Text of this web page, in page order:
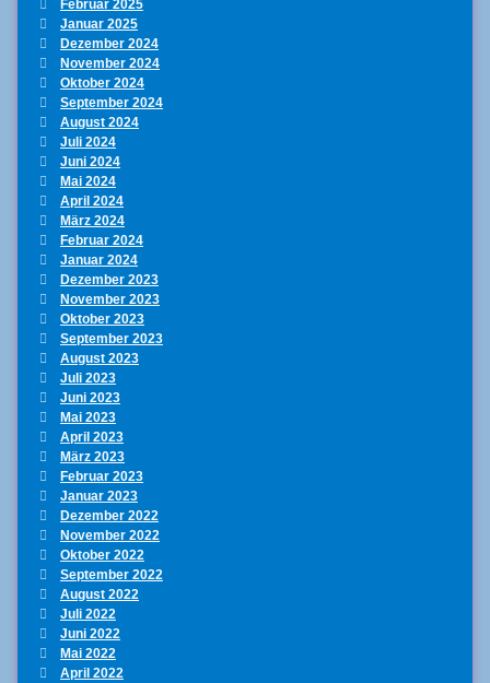
Februar 2025
Januar 2025
Dezember 2024
November 2024
Oktober 2024
September 2024
August 2024
Juli 2024
Juni 2024
Mai 2024
April 2024
März 2024
Februar 2024
Januar 2024
Dezember 2023
November 2023
Oktober 2023
September 2023
August 2023
Juli 2023
Juni 2023
Mai 2023
April 2023
März 2023
Februar 2023
Januar 2023
Dezember 2022
November 2022
Oktober 2022
September 2022
August 2022
Juli 2022
Juni 2022
Mai 2022
April 2022